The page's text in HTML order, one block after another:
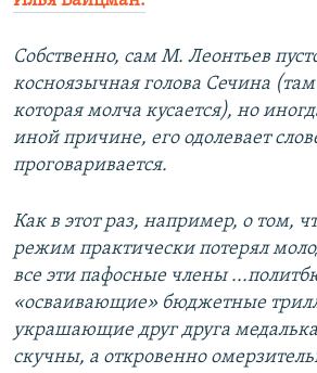
Собственно, сам М. Леонтьев
косноязычная голова Сечина
которая молча кусается), но
иной причине, его одолевает
проговаривается.
Как в этот раз, например, о том,
режим практически потерял
все эти пафосные члены
«осваивающие» бюджетные
украшающие друг друга
скучны, а откровенно